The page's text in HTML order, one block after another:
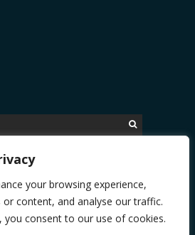
your browsing experience,
or content, and analyse our traffic.
you consent to our use of cookies.
lui Eminescu (Necenzurat). Episodul 4: